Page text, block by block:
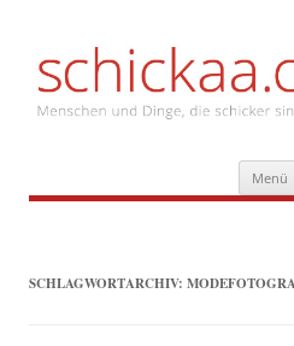
Menü
SCHLAGWORTARCHIV: